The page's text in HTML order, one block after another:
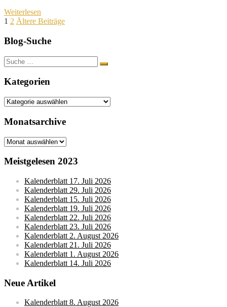
Weiterlesen
Seitennummerierung
der
Beiträge
1 2 Ältere Beiträge
Blog-Suche
Suche
nach:
Kategorien
Kategorien
Monatsarchive
Monatsarchive
Meistgelesen 2023
Kalenderblatt 17. Juli 2026
Kalenderblatt 29. Juli 2026
Kalenderblatt 15. Juli 2026
Kalenderblatt 19. Juli 2026
Kalenderblatt 22. Juli 2026
Kalenderblatt 23. Juli 2026
Kalenderblatt 2. August 2026
Kalenderblatt 21. Juli 2026
Kalenderblatt 1. August 2026
Kalenderblatt 14. Juli 2026
Neue Artikel
Kalenderblatt 8. August 2026